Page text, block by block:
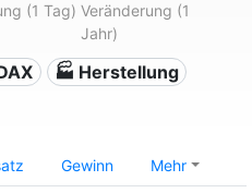
(1 Tag) Veränderung (1
Jahr)
🏭 Herstellung
Gewinn Mehr